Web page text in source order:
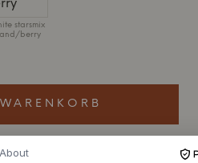
starsmix
berry
Lieferzeit
About